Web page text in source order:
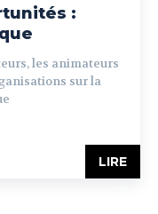
:
les animateurs
sur la
LIRE